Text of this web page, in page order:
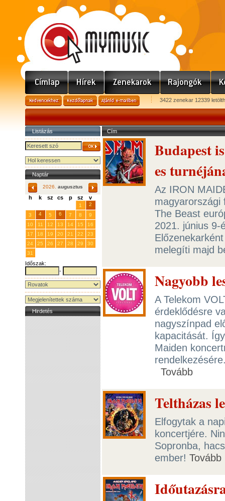
3422 zenekar 12339
Listázás
Naptár
2026. augusztus
h k sz cs p sz v
1
2
3
4 5 6 7 8
9
10
11 12 13 14 15
16
17
18 19 20 21 22
23
24
25 26 27 28 29
30
31
Időszak:
-
Hirdetés
Cím
Budapest
es
Az IRON
magyarországi
The Beast
2021. június 9-
melegíti majd
Nagyobb
A Telekom
érdeklődésre
nagyszínpad
kapacitását.
Maiden
Tovább
Teltházas
Elfogytak a
koncertjére.
Sopronba,
ember! Tovább